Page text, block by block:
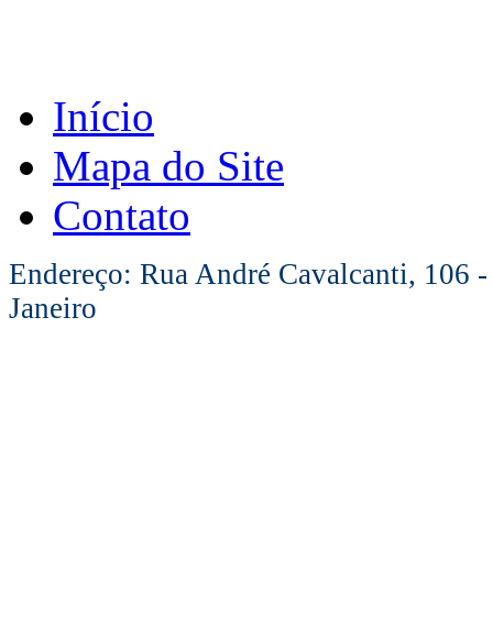
Início
Mapa do Site
Contato
Endereço: Rua André Cavalcanti, 106
Janeiro